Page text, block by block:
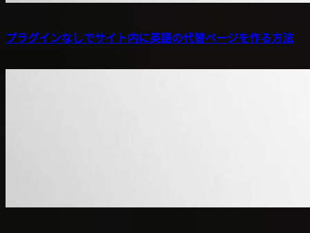
プラグインなしでサイト内に英語の代替ページを作る方法